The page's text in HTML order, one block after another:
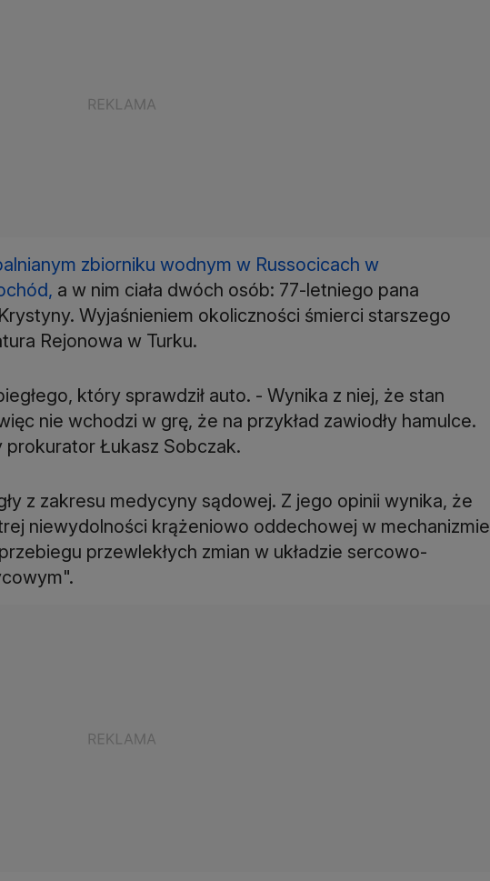
zbiorniku wodnym w Russocicach w
a w nim ciała dwóch osób: 77-letniego pana
Wyjaśnieniem okoliczności śmierci starszego
Rejonowa w Turku.
który sprawdził auto. - Wynika z niej, że stan
nie wchodzi w grę, że na przykład zawiodły hamulce.
prokurator Łukasz Sobczak.
z zakresu medycyny sądowej. Z jego opinii wynika, że
niewydolności krążeniowo oddechowej w mechanizmie
przewlekłych zmian w układzie sercowo-